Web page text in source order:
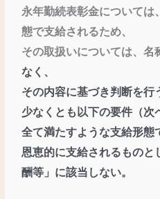
永年勤続表彰金については
態で支給されるため、
その取扱いについては、名
なく、
その内容に基づき判断を行
少なくとも以下の要件（次
全て満たすような支給形態
恩恵的に支給されるものと
酬等」に該当しない。